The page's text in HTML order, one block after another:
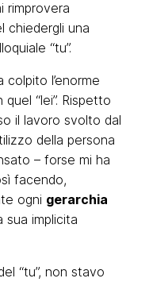
rimprovera
chiedergli una
“tu”.
l’enorme
“lei”. Rispetto
il lavoro svolto dal
della persona
– forse mi ha
facendo,
ogni gerarchia
sua implicita
“tu”, non stavo